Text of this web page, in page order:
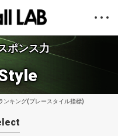
ポンス力
ンキング(プレースタイル指標)